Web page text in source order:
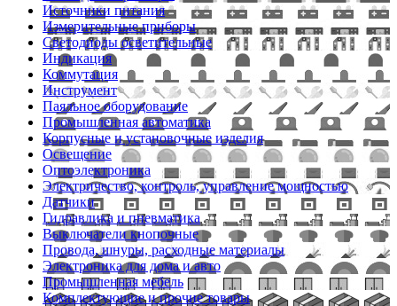
Источники питания
Измерительные приборы
Светодиоды осветительные
Индикация
Коммутация
Инструмент
Паяльное оборудование
Промышленная автоматика
Корпусные и установочные изделия
Освещение
Оптоэлектроника
Электричество, контроль, управление мощностью
Датчики
Гидравлика и пневматика
Выключатели кнопочные
Провода, шнуры, расходные материалы
Электроника для дома и авто
Промышленная мебель
Комплектующие и прочие товары